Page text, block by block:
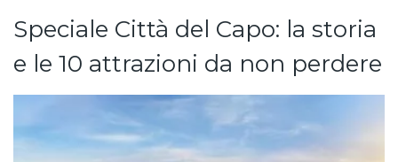
Speciale Città del Capo: la storia
e le 10 attrazioni da non perdere